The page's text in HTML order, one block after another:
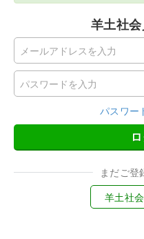
羊土社
パスワー
まだご登
羊土社